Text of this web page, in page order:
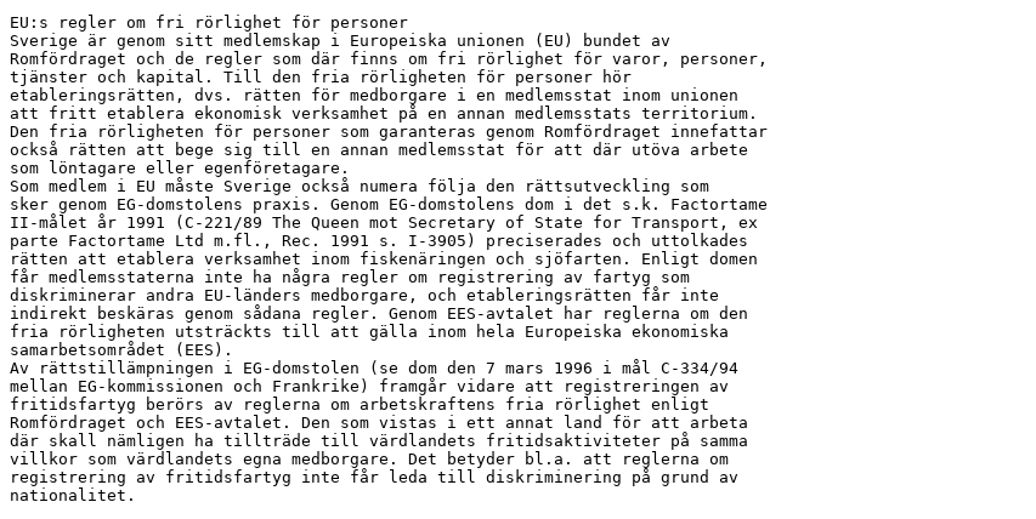
EU:s regler om fri rörlighet för personer
Sverige är genom sitt medlemskap i Europeiska unionen (EU) bundet av
Romfördraget och de regler som där finns om fri rörlighet för varor, personer,
tjänster och kapital. Till den fria rörligheten för personer hör
etableringsrätten, dvs. rätten för medborgare i en medlemsstat inom unionen
att fritt etablera ekonomisk verksamhet på en annan medlemsstats territorium.
Den fria rörligheten för personer som garanteras genom Romfördraget innefattar
också rätten att bege sig till en annan medlemsstat för att där utöva arbete
som löntagare eller egenföretagare.
Som medlem i EU måste Sverige också numera följa den rättsutveckling som
sker genom EG-domstolens praxis. Genom EG-domstolens dom i det s.k. Factortame
II-målet år 1991 (C-221/89 The Queen mot Secretary of State for Transport, ex
parte Factortame Ltd m.fl., Rec. 1991 s. I-3905) preciserades och uttolkades
rätten att etablera verksamhet inom fiskenäringen och sjöfarten. Enligt domen
får medlemsstaterna inte ha några regler om registrering av fartyg som
diskriminerar andra EU-länders medborgare, och etableringsrätten får inte
indirekt beskäras genom sådana regler. Genom EES-avtalet har reglerna om den
fria rörligheten utsträckts till att gälla inom hela Europeiska ekonomiska
samarbetsområdet (EES).
Av rättstillämpningen i EG-domstolen (se dom den 7 mars 1996 i mål C-334/94
mellan EG-kommissionen och Frankrike) framgår vidare att registreringen av
fritidsfartyg berörs av reglerna om arbetskraftens fria rörlighet enligt
Romfördraget och EES-avtalet. Den som vistas i ett annat land för att arbeta
där skall nämligen ha tillträde till värdlandets fritidsaktiviteter på samma
villkor som värdlandets egna medborgare. Det betyder bl.a. att reglerna om
registrering av fritidsfartyg inte får leda till diskriminering på grund av
nationalitet.